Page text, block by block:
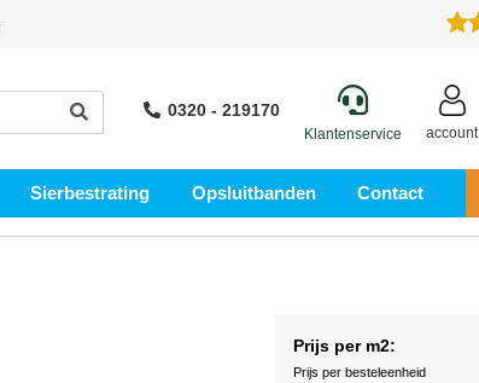
0320 - 219170
Klantenservice account
Sierbestrating Opsluitbanden Contact
Prijs per m2:
Prijs per besteleenheid